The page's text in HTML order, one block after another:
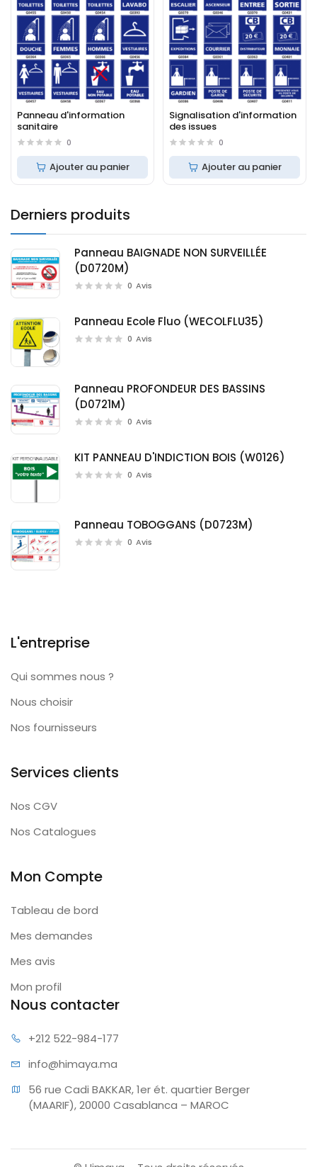
Derniers produits
Panneau BAIGNADE NON SURVEILLÉE
(D0720M)
0 Avis
Panneau Ecole Fluo (WECOLFLU35)
0 Avis
Panneau PROFONDEUR DES BASSINS
(D0721M)
0 Avis
KIT PANNEAU D'INDICTION BOIS (W0126)
0 Avis
Panneau TOBOGGANS (D0723M)
0 Avis
Panneau d'information
sanitaire
0
Ajouter au panier
Signalisation d'information
des issues
0
Ajouter au panier
L'entreprise
Qui sommes nous ?
Nous choisir
Nos fournisseurs
Services clients
Nos CGV
Nos Catalogues
Mon Compte
Tableau de bord
Mes demandes
Mes avis
Mon profil
Nous contacter
+212 522-984-177
info@himaya.ma
56 rue Cadi BAKKAR, 1er ét. quartier Berger
(MAARIF), 20000 Casablanca – MAROC